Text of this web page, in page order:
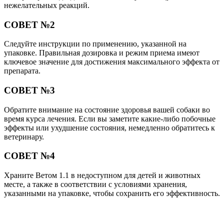
нежелательных реакций.
СОВЕТ №2
Следуйте инструкции по применению, указанной на
упаковке. Правильная дозировка и режим приема имеют
ключевое значение для достижения максимального эффекта от
препарата.
СОВЕТ №3
Обратите внимание на состояние здоровья вашей собаки во
время курса лечения. Если вы заметите какие-либо побочные
эффекты или ухудшение состояния, немедленно обратитесь к
ветеринару.
СОВЕТ №4
Храните Ветом 1.1 в недоступном для детей и животных
месте, а также в соответствии с условиями хранения,
указанными на упаковке, чтобы сохранить его эффективность.